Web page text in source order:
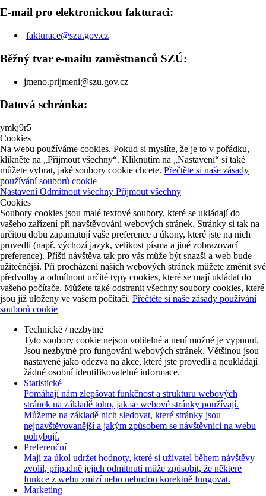
E-mail pro elektronickou fakturaci:
fakturace@szu.gov.cz
Běžný tvar e-mailu zaměstnanců SZÚ:
jmeno.prijmeni@szu.gov.cz
Datová schránka:
ymkj9r5
Cookies
Na webu používáme cookies. Pokud si myslíte, že je to v pořádku,
klikněte na „Přijmout všechny“. Kliknutím na „Nastavení“ si také
můžete vybrat, jaké soubory cookie chcete. Přečtěte si naše zásady
používání souborů cookie
NastaveníOdmítnout všechny Přijmout všechny
Cookies
Soubory cookies jsou malé textové soubory, které se ukládají do
vašeho zařízení při navštěvování webových stránek. Stránky si tak na
určitou dobu zapamatují vaše preference a úkony, které jste na nich
provedli (např. výchozí jazyk, velikost písma a jiné zobrazovací
preference). Příští návštěva tak pro vás může být snazší a web bude
užitečnější. Při procházení našich webových stránek můžete změnit své
předvolby a odmítnout určité typy cookies, které se mají ukládat do
vašeho počítače. Můžete také odstranit všechny soubory cookies, které
jsou již uloženy ve vašem počítači. Přečtěte si naše zásady používání
souborů cookie
Technické / nezbytné
Tyto soubory cookie nejsou volitelné a není možné je vypnout.
Jsou nezbytné pro fungování webových stránek. Většinou jsou
nastavené jako odezva na akce, které jste provedli a neukládají
žádné osobní identifikovatelné informace.
Statistické
Pomáhají nám zlepšovat funkčnost a strukturu webových
stránek na základě toho, jak se webové stránky používají.
Můžeme na základě nich sledovat, které stránky jsou
nejnavštěvovanější a jakým způsobem se návštěvnici na webu
pohybují.
Preferenční
Mají za úkol udržet hodnoty, které si uživatel během návštěvy
zvolil, případně jejich odmítnutí může způsobit, že některé
funkce z webu zmizí nebo nebudou korektně fungovat.
Marketing